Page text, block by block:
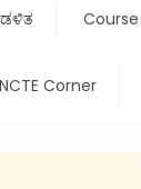
Course
NCTE Corner